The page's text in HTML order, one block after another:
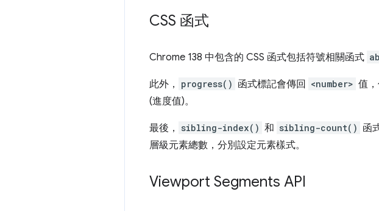
CSS 函式
Chrome 138 中包含的 CSS 函式包括符號相關函式
此外， progress() 函式標記會傳回 <number> 值
(進度值)。
最後， sibling-index() 和 sibling-count() 函
層級元素總數，分別設定元素樣式。
Viewport Segments API